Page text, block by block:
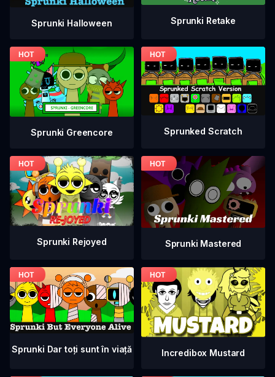
Sprunki Halloween Sprunki Retake
Sprunki Greencore Sprunked Scratch
Sprunki Rejoyed Sprunki Mastered
Sprunki Dar toți sunt în viață Incredibox Mustard